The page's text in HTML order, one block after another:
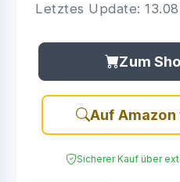
Letztes Update:
Zum
Auf Amazon
Sicherer Kauf über